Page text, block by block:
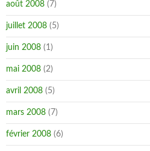
août 2008 (7)
juillet 2008 (5)
juin 2008 (1)
mai 2008 (2)
avril 2008 (5)
mars 2008 (7)
février 2008 (6)